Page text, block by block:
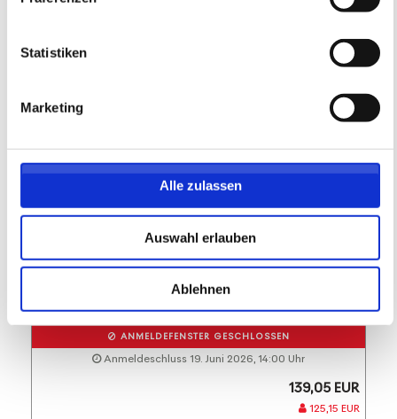
Statistiken
Marketing
Alle zulassen
Auswahl erlauben
Ablehnen
Sportfreunde Dienheim 1927 e.V.
Wochenendcamp
Termine)
ANMELDEFENSTER GESCHLOSSEN
Anmeldeschluss 19. Juni 2026, 14:00 Uhr
139,05 EUR
125,15 EUR